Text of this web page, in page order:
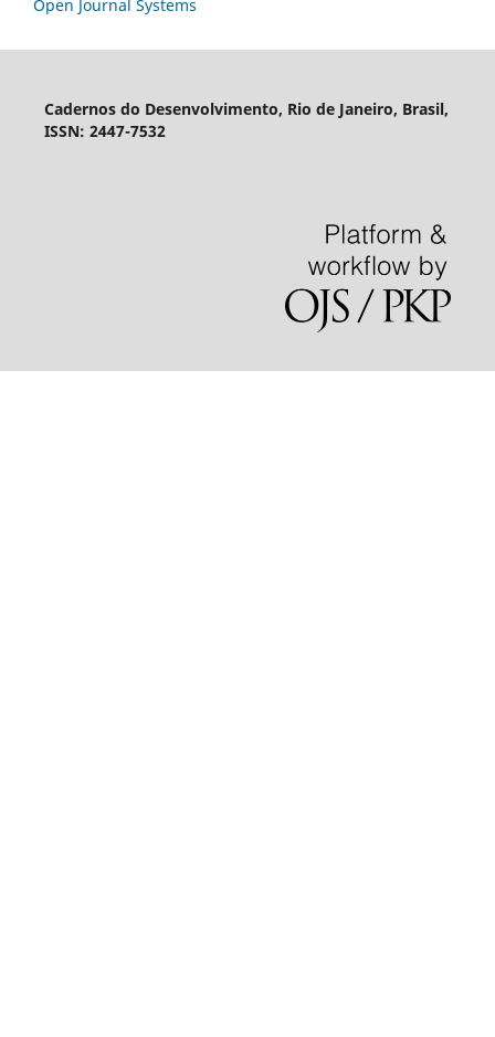
Open Journal Systems
Cadernos do Desenvolvimento, Rio de Janeiro, Brasil,
ISSN: 2447-7532